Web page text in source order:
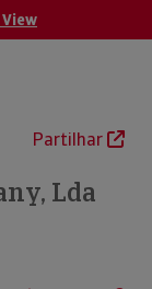
Partilhar
Lda